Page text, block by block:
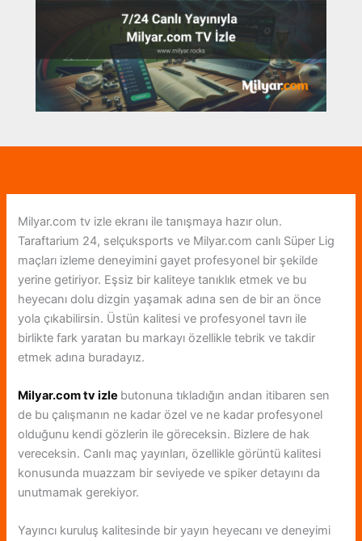
Milyar.com tv izle ekranı ile tanışmaya hazır olun.
Taraftarium 24, selçuksports ve Milyar.com canlı Süper Lig
maçları izleme deneyimini gayet profesyonel bir şekilde
yerine getiriyor. Eşsiz bir kaliteye tanıklık etmek ve bu
heyecanı dolu dizgin yaşamak adına sen de bir an önce
yola çıkabilirsin. Üstün kalitesi ve profesyonel tavrı ile
birlikte fark yaratan bu markayı özellikle tebrik ve takdir
etmek adına buradayız.
Milyar.com tv izle butonuna tıkladığın andan itibaren sen
de bu çalışmanın ne kadar özel ve ne kadar profesyonel
olduğunu kendi gözlerin ile göreceksin. Bizlere de hak
vereceksin. Canlı maç yayınları, özellikle görüntü kalitesi
konusunda muazzam bir seviyede ve spiker detayını da
unutmamak gerekiyor.
Yayıncı kuruluş kalitesinde bir yayın heyecanı ve deneyimi